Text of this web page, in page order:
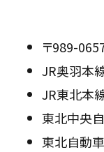
〒989-
JR奥羽本
JR東北本
東北中央
東北自動車